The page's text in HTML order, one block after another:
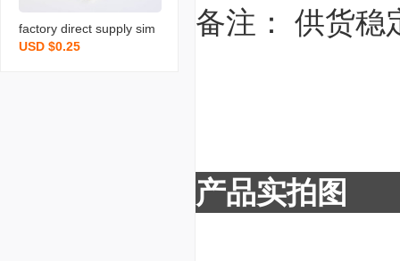
factory direct supply sim
ple and fresh bracelet lac
USD $0.25
备注： 供货稳
产品实拍图